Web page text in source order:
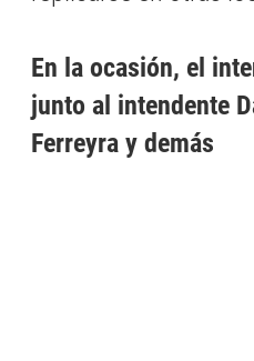
En la ocasión, el
junto al intendente
Ferreyra y demás